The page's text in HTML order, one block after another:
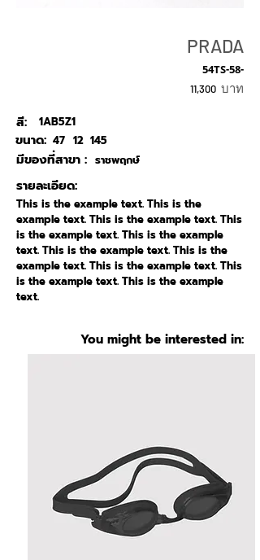
PRADA
54TS-58-
11,300 บาท
สี:
1AB5Z1
47
ขนาด: 12 145
ราชพฤกษ์
มีของที่สาขา :
รายละเอียด:
This is the example text. This is the
example text. This is the example text. This
is the example text. This is the example
text. This is the example text. This is the
example text. This is the example text. This
is the example text. This is the example
text.
You might be interested in: